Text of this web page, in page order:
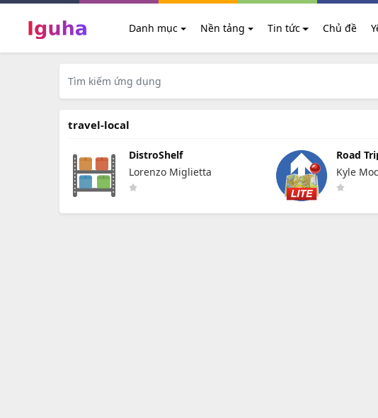
Danh mục Nền tảng Tin tức Chủ đề
travel-local
DistroShelf
Lorenzo Miglietta
Road
Kyle